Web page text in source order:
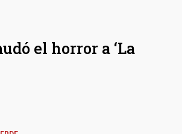
el horror a ‘La